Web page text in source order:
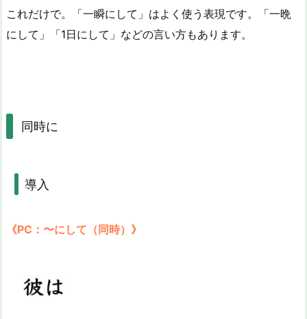
これだけで。「一瞬にして」はよく使う表現です。「一晩
にして」「1日にして」などの言い方もあります。
同時に
導入
《PC：〜にして（同時）》